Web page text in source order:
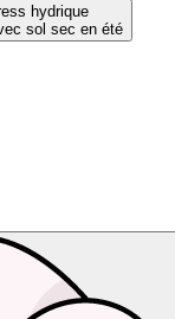
hydrique
sol sec en été